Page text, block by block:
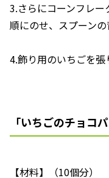
3.さらにコーンフレ
順にのせ、スプーンの
4.飾り用のいちごを張
「いちごのチョコ
【材料】（10個分）